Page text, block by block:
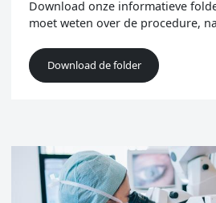
Download onze informatieve
moet weten over de procedure,
Download de folder
Image